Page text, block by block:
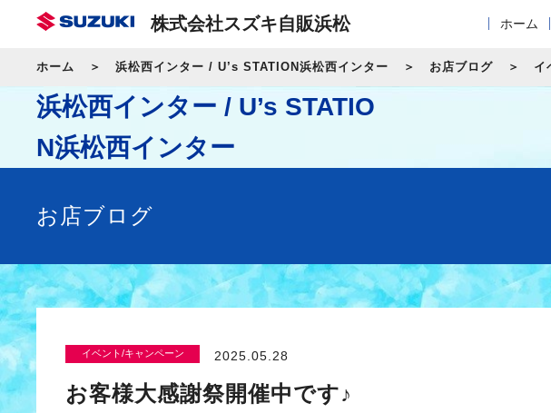
株式会社スズキ自販浜松 ホーム
ホーム 浜松西インター / U’s STATION浜松西インター お店ブログ イ
浜松西インター / U’s STATIO
N浜松西インター
お店ブログ
イベント/キャンペーン 2025.05.28
お客様大感謝祭開催中です♪